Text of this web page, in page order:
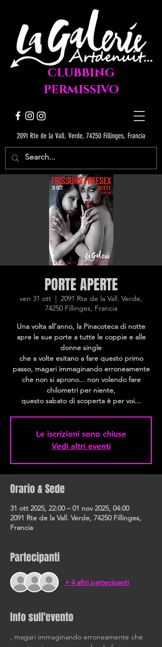
2091 Rte de la Vall. Verde, 74250 Fillinges, Francia
CLUBBING
PERMISSIVO
PORTE APERTE
ven 31 ott
  |
2091 Rte de la Vall. Verde,
74250 Fillinges, Francia
Una volta all'anno, la Pinacoteca di notte
apre le sue porte a tutte le coppie e alle
donne single
che a volte esitano a fare questo primo
passo, magari immaginando erroneamente
che non si aprono... non volendo fare
chilometri per niente,
questo sabato di scoperta è per voi...
Le iscrizioni sono chiuse
Vedi altri eventi
Orario & Sede
31 ott 2025, 22:00 – 01 nov 2025, 04:00
2091 Rte de la Vall. Verde, 74250 Fillinges,
Francia
Partecipanti
+ 4 altri partecipanti
Info sull'evento
, magari immaginando erroneamente che